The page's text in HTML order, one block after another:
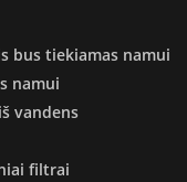
bus tiekiamas namui
namui
vandens
filtrai